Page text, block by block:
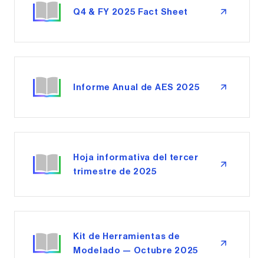
Q4 & FY 2025 Fact Sheet
Informe Anual de AES 2025
Hoja informativa del tercer
trimestre de 2025
Kit de Herramientas de
Modelado — Octubre 2025